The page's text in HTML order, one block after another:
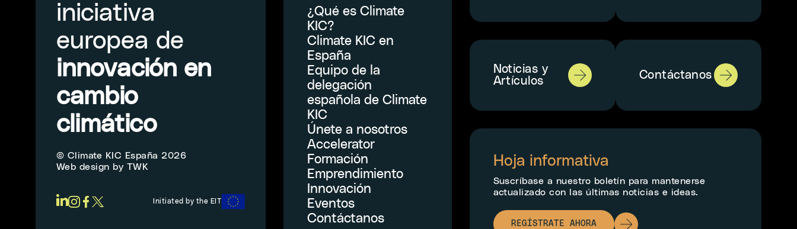
iniciativa
europea de
innovación en
cambio
climático
© Climate KIC España 2026
Web design by TWK
Initiated by the EIT
¿Qué es Climate
KIC?
Climate KIC en
España
Equipo de la
delegación
española de Climate
KIC
Únete a nosotros
Accelerator
Formación
Emprendimiento
Innovación
Eventos
Contáctanos
Noticias y
Artículos
Contáctanos
Hoja informativa
Suscríbase a nuestro boletín para mantenerse
actualizado con las últimas noticias e ideas.
REGÍSTRATE AHORA